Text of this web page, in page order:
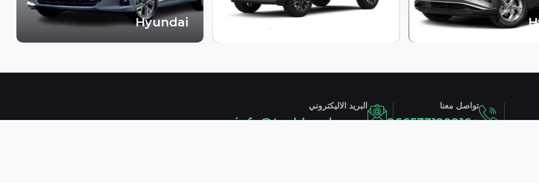
Hyundai
تواصل معنا
+966533120916
البريد الاليكتروني
info@tashleeeh.com